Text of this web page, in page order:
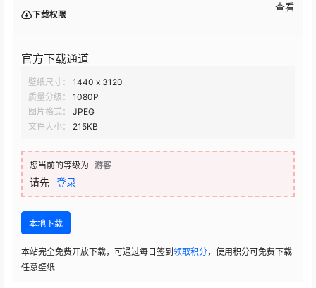
下载权限
查看
官方下载通道
壁纸尺寸：
1440 x 3120
质量分级：
1080P
图片格式：
JPEG
文件大小：
215KB
您当前的等级为 游客
请先 登录
本地下载
本站完全免费开放下载，可通过每日签到 领取积分，使用积分可免费下载
任意壁纸